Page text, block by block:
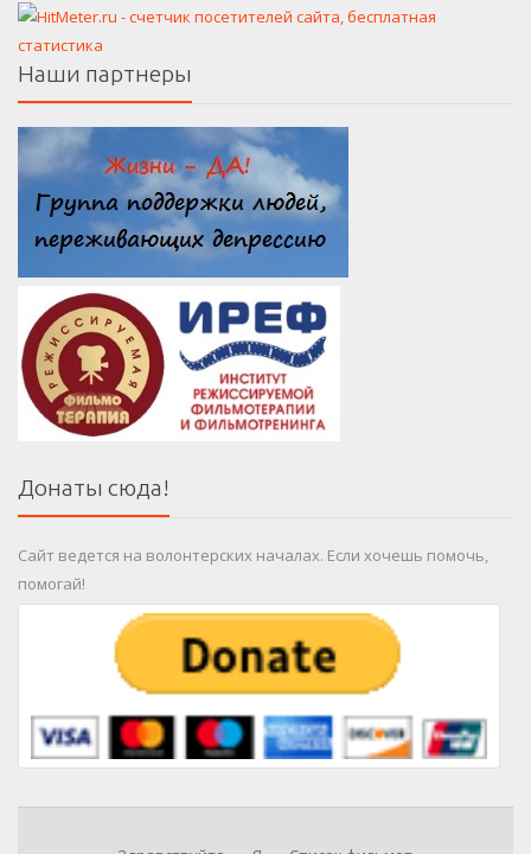
Наши партнеры
Донаты сюда!
Сайт ведется на волонтерских началах. Если хочешь помочь,
помогай!